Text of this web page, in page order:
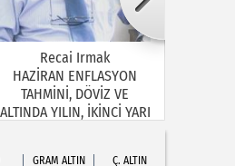
Recai Irmak
HAZİRAN ENFLASYON
TAHMİNİ, DÖVİZ VE
ALTINDA YILIN, İKİNCİ YARI
GRAM ALTIN
Ç. ALTIN